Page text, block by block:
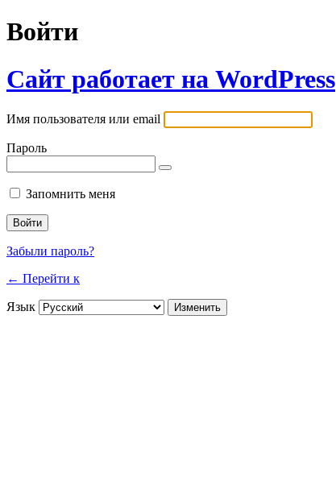
Войти
Сайт работает на WordPress
Имя пользователя или email
Пароль
Запомнить меня
Забыли пароль?
← Перейти к
Язык